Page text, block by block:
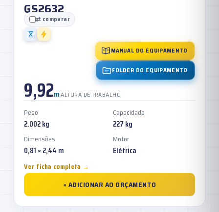
GS2632
⇄ comparar
MANUAL DO EQUIPAMENTO
FOLDER DO EQUIPAMENTO
9,92mALTURA DE TRABALHO
Peso
2.002 kg
Capacidade
227 kg
Dimensões
0,81 × 2,44 m
Motor
Elétrica
Ver ficha completa →
+ ADICIONAR AO ORÇAMENTO